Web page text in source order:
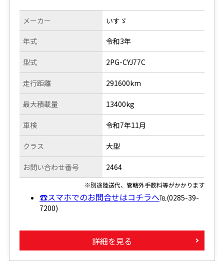
メーカー
年式
型式
走行距離
いすゞ
令和3年
2PG-CYJ77C
291600km
最大積載量
車検
クラス
お問い合わせ番号
13400kg
令和7年11月
大型
2464
※別途陸送代、管轄外手数料等がかかります
☎スマホでのお問合せはコチラへ℡(0285-39-
7200)
詳細を見る